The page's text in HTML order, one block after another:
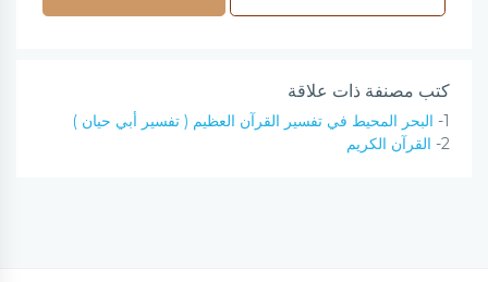
كتب مصنفة ذات علاقة
1- البحر المحيط في تفسير القرآن العظيم ( تفسير أبي حيان )
2- القرآن الكريم